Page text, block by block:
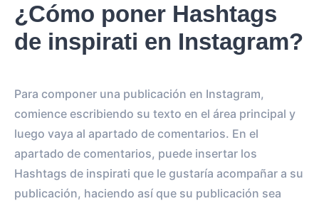
¿Cómo poner Hashtags
de inspirati en Instagram?
Para componer una publicación en Instagram,
comience escribiendo su texto en el área principal y
luego vaya al apartado de comentarios. En el
apartado de comentarios, puede insertar los
Hashtags de inspirati que le gustaría acompañar a su
publicación, haciendo así que su publicación sea